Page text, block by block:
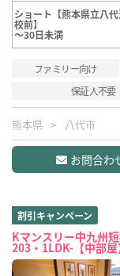
ショート【熊本県立八
校前】
～30日未満
ファミリー向け
保証人不要
熊本県 八代市
お問合わ
割引キャンペーン
Kマンスリー中九州
203・1LDK-【中部